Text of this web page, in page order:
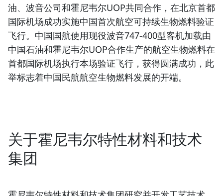
油、波音公司和霍尼韦尔UOP共同合作，在北京首都
国际机场成功实施中国首次航空可持续生物燃料验证
飞行。中国国航使用现役波音747-400型客机加载由
中国石油和霍尼韦尔UOP合作生产的航空生物燃料在
首都国际机场执行本场验证飞行，获得圆满成功，此
举标志着中国民航航空生物燃料发展的开端。
关于霍尼韦尔特性材料和技术
集团